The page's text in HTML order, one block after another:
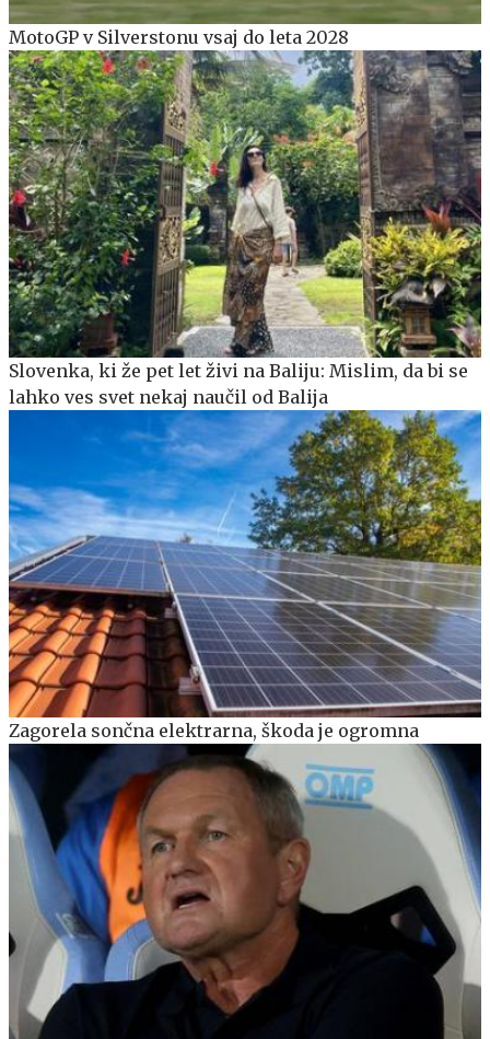
MotoGP v Silverstonu vsaj do leta 2028
Slovenka, ki že pet let živi na Baliju: Mislim, da bi se
lahko ves svet nekaj naučil od Balija
Zagorela sončna elektrarna, škoda je ogromna